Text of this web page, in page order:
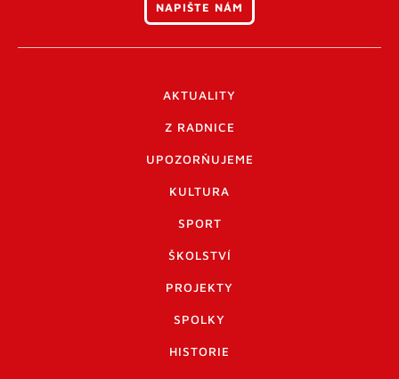
NAPIŠTE NÁM
AKTUALITY
Z RADNICE
UPOZORŇUJEME
KULTURA
SPORT
ŠKOLSTVÍ
PROJEKTY
SPOLKY
HISTORIE